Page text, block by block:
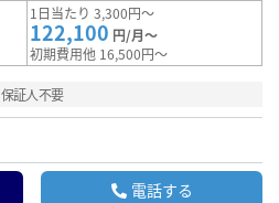
1日当たり 3,300円～
122,100 円/月～
初期費用他 16,500円～
保証人不要
電話する